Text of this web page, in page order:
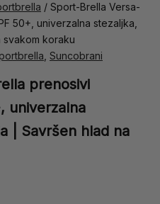
/ Sport-Brella Versa-
50+, univerzalna stezaljka,
svakom koraku
Suncobrani
prenosivi
univerzalna
| Savršen hlad na